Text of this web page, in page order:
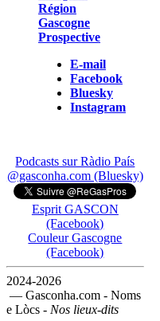
Région
Gascogne
Prospective
E-mail
Facebook
Bluesky
Instagram
Podcasts sur Ràdio País
@gasconha.com (Bluesky)
Esprit GASCON
(Facebook)
Couleur Gascogne
(Facebook)
2024-2026
— Gasconha.com - Noms
e Lòcs - Nos lieux-dits